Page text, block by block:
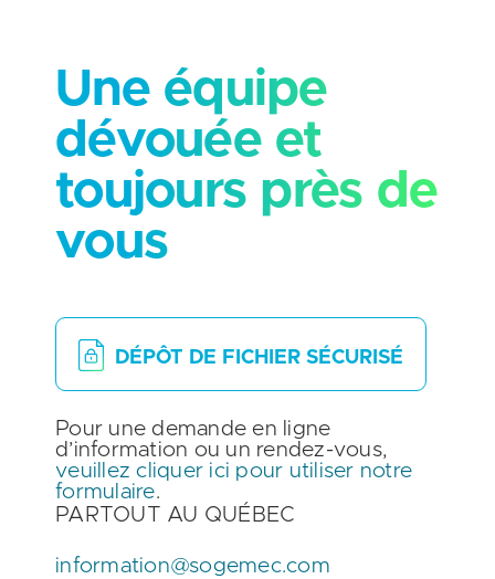
Une équipe
dévouée et
toujours près de
vous
DÉPÔT DE FICHIER SÉCURISÉ
Pour une demande en ligne
d’information ou un rendez-vous,
veuillez cliquer ici pour utiliser notre
formulaire.
PARTOUT AU QUÉBEC
information@sogemec.com